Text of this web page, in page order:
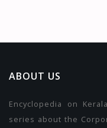
ABOUT US
Encyclopedia on
series about the